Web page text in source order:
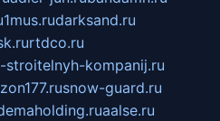
1mus.rudarksand.ru
rtdco.ru
kompanij.ru
snow-guard.ru
aalse.ru